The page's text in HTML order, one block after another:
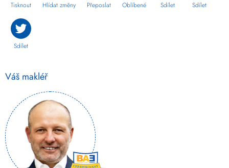
Tisknout Hlídat změny Přeposlat Oblíbené Sdílet Sdílet
Sdílet
Váš makléř